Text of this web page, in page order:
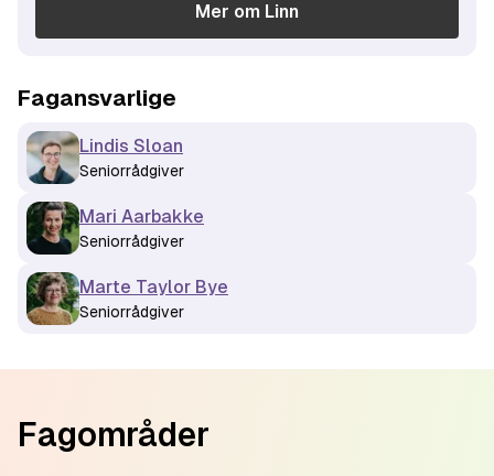
Mer om Linn
Fagansvarlige
Lindis Sloan
Seniorrådgiver
Mari Aarbakke
Seniorrådgiver
Marte Taylor Bye
Seniorrådgiver
Fagområder